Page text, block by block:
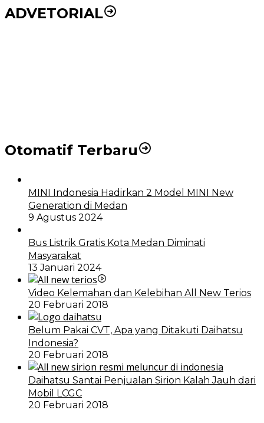
ADVETORIAL
Otomatif Terbaru
MINI Indonesia Hadirkan 2 Model MINI New
Generation di Medan
9 Agustus 2024
Bus Listrik Gratis Kota Medan Diminati
Masyarakat
13 Januari 2024
Video Kelemahan dan Kelebihan All New Terios
20 Februari 2018
Belum Pakai CVT, Apa yang Ditakuti Daihatsu
Indonesia?
20 Februari 2018
Daihatsu Santai Penjualan Sirion Kalah Jauh dari
Mobil LCGC
20 Februari 2018